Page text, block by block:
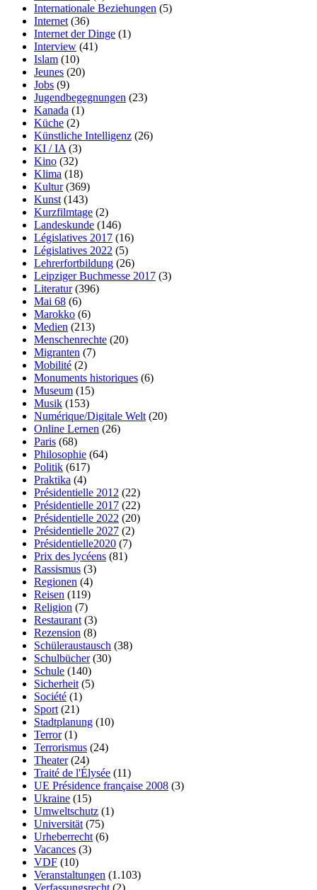
Internationale Beziehungen (5)
Internet (36)
Internet der Dinge (1)
Interview (41)
Islam (10)
Jeunes (20)
Jobs (9)
Jugendbegegnungen (23)
Kanada (1)
Küche (2)
Künstliche Intelligenz (26)
KI / IA (3)
Kino (32)
Klima (18)
Kultur(369)
Kunst (143)
Kurzfilmtage (2)
Landeskunde (146)
Législatives 2017 (16)
Législatives 2022 (5)
Lehrerfortbildung (26)
Leipziger Buchmesse 2017 (3)
Literatur(396)
Mai 68 (6)
Marokko (6)
Medien (213)
Menschenrechte (20)
Migranten (7)
Mobilité (2)
Monuments historiques (6)
Museum (15)
Musik (153)
Numérique/Digitale Welt (20)
Online Lernen (26)
Paris (68)
Philosophie (64)
Politik (617)
Praktika (4)
Présidentielle 2012 (22)
Présidentielle 2017 (22)
Présidentielle 2022 (20)
Présidentielle 2027 (2)
Présidentielle2020 (7)
Prix des lycéens (81)
Rassismus (3)
Regionen (4)
Reisen (119)
Religion (7)
Restaurant (3)
Rezension (8)
Schüleraustausch (38)
Schulbücher(30)
Schule (140)
Sicherheit (5)
Société (1)
Sport (21)
Stadtplanung (10)
Terror(1)
Terrorismus (24)
Theater(24)
Traité de l'Élysée (11)
UE Présidence française 2008 (3)
Ukraine (15)
Umweltschutz (1)
Universität (75)
Urheberrecht (6)
Vacances (3)
VDF (10)
Veranstaltungen (1.103)
Verfassungsrecht (2)